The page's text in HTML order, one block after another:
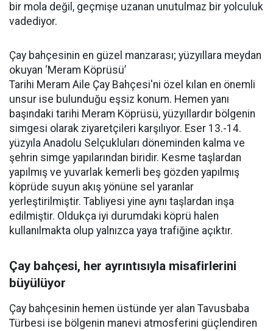
bir mola değil, geçmişe uzanan unutulmaz bir yolculuk
vadediyor.
Çay bahçesinin en güzel manzarası; yüzyıllara meydan
okuyan ‘Meram Köprüsü’
Tarihi Meram Aile Çay Bahçesi'ni özel kılan en önemli
unsur ise bulunduğu eşsiz konum. Hemen yanı
başındaki tarihi Meram Köprüsü, yüzyıllardır bölgenin
simgesi olarak ziyaretçileri karşılıyor. Eser 13.-14.
yüzyıla Anadolu Selçukluları döneminden kalma ve
şehrin simge yapılarından biridir. Kesme taşlardan
yapılmış ve yuvarlak kemerli beş gözden yapılmış
köprüde suyun akış yönüne sel yaranlar
yerleştirilmiştir. Tabliyesi yine aynı taşlardan inşa
edilmiştir. Oldukça iyi durumdaki köprü halen
kullanılmakta olup yalnızca yaya trafiğine açıktır.
Çay bahçesi, her ayrıntısıyla misafirlerini
büyülüyor
Çay bahçesinin hemen üstünde yer alan Tavusbaba
Türbesi ise bölgenin manevi atmosferini güçlendiren